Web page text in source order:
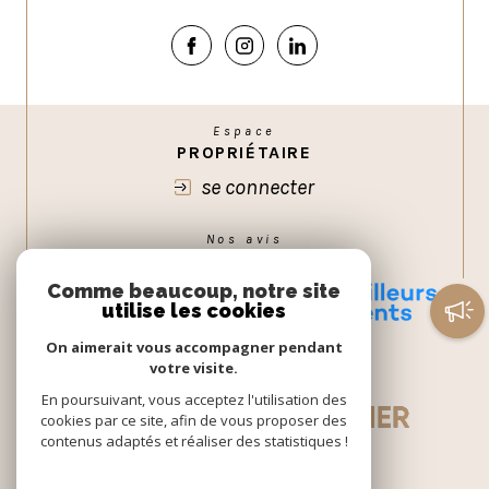
Espace
PROPRIÉTAIRE
se connecter
Nos avis
Comme beaucoup, notre site
utilise les cookies
On aimerait vous accompagner pendant
votre visite.
En poursuivant, vous acceptez l'utilisation des
cookies par ce site, afin de vous proposer des
contenus adaptés et réaliser des statistiques !